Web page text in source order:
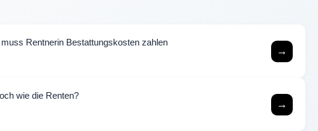
Rentnerin Bestattungskosten zahlen
→
wie die Renten?
→